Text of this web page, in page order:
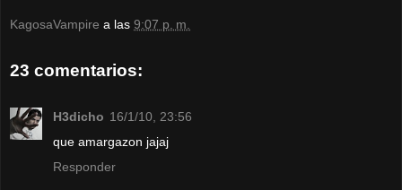
KagosaVampire a las 9:07 p. m.
23 comentarios:
H3dicho 16/1/10, 23:56
que amargazon jajaj
Responder